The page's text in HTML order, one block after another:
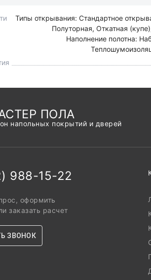
Типы открывания: Стандартное
Полуторная, Откатная
Наполнение полотна:
ПОЛА
напольных покрытий и дверей
988-15-22
оформить
заказать расчет
ЗВОНОК